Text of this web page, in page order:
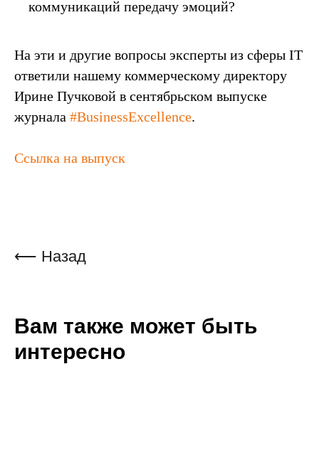
коммуникаций передачу эмоций?
На эти и другие вопросы эксперты из сферы IT
ответили нашему коммерческому директору
Ирине Пучковой в сентябрьском выпуске
журнала #BusinessExcellence.
Ссылка на выпуск
⟵ Назад
Вам также может быть
интересно